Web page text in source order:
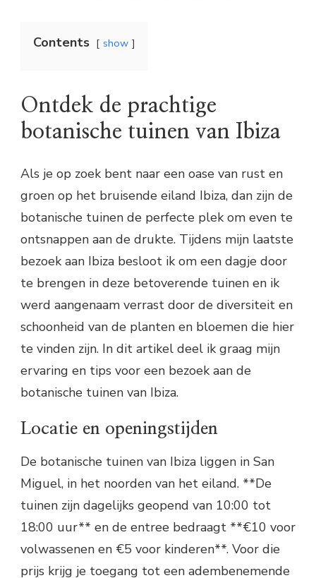
Contents show
Ontdek de prachtige
botanische tuinen van Ibiza
Als je op zoek bent naar een oase van rust en
groen op het bruisende eiland Ibiza, dan zijn de
botanische tuinen de perfecte plek om even te
ontsnappen aan de drukte. Tijdens mijn laatste
bezoek aan Ibiza besloot ik om een dagje door
te brengen in deze betoverende tuinen en ik
werd aangenaam verrast door de diversiteit en
schoonheid van de planten en bloemen die hier
te vinden zijn. In dit artikel deel ik graag mijn
ervaring en tips voor een bezoek aan de
botanische tuinen van Ibiza.
Locatie en openingstijden
De botanische tuinen van Ibiza liggen in San
Miguel, in het noorden van het eiland. **De
tuinen zijn dagelijks geopend van 10:00 tot
18:00 uur** en de entree bedraagt **€10 voor
volwassenen en €5 voor kinderen**. Voor die
prijs krijg je toegang tot een adembenemende